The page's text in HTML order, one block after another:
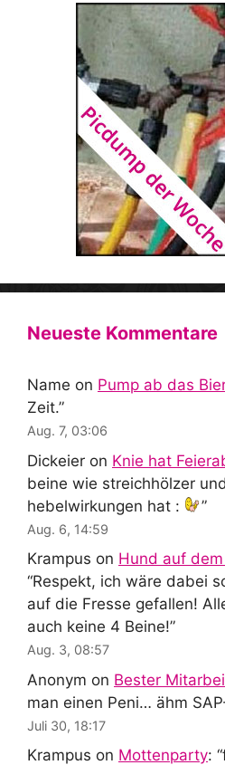
Neueste Kommentare
Name on Pump ab das
Zeit.”
Aug. 7, 03:06
Dickeier on Knie hat
beine wie streichhölzer
hebelwirkungen hat :
”
Aug. 6, 14:59
Krampus on Hund auf
“Respekt, ich wäre dabei
auf die Fresse gefallen!
auch keine 4 Beine!”
Aug. 3, 08:57
Anonym on Bester
man einen Peni… ähm
Juli 30, 18:17
Krampus on Mottenparty: “